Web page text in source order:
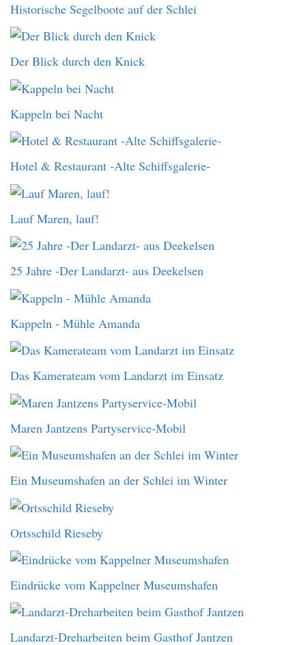
Historische Segelboote auf der Schlei
Der Blick durch den Knick
Kappeln bei Nacht
Hotel & Restaurant -Alte Schiffsgalerie-
Lauf Maren, lauf!
25 Jahre -Der Landarzt- aus Deekelsen
Kappeln - Mühle Amanda
Das Kamerateam vom Landarzt im Einsatz
Maren Jantzens Partyservice-Mobil
Ein Museumshafen an der Schlei im Winter
Ortsschild Rieseby
Eindrücke vom Kappelner Museumshafen
Landarzt-Dreharbeiten beim Gasthof Jantzen